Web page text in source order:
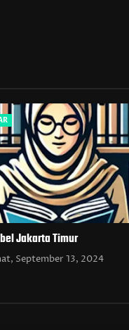
Jakarta Timur
September 13, 2024